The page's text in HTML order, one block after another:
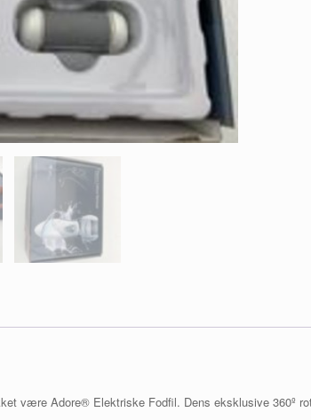
være Adore® Elektriske Fodfil. Dens eksklusive 360º